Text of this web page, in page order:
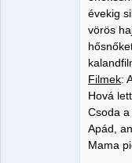
évekig
vörös
Filmek:
Hová
Csoda
Apád,
Mama